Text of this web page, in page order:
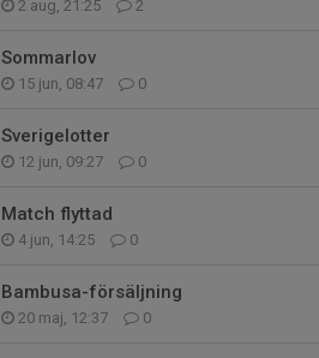
2 aug, 21:25 2
Sommarlov
15 jun, 08:47 0
Sverigelotter
12 jun, 09:27 0
Match flyttad
4 jun, 14:25 0
Bambusa-försäljning
20 maj, 12:37 0